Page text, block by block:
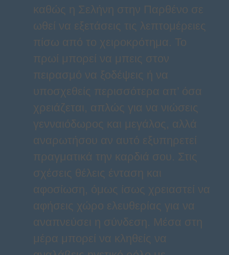
καθώς η Σελήνη στην Παρθένο σε
ωθεί να εξετάσεις τις λεπτομέρειες
πίσω από το χειροκρότημα. Το
πρωί μπορεί να μπεις στον
πειρασμό να ξοδέψεις ή να
υποσχεθείς περισσότερα απ’ όσα
χρειάζεται, απλώς για να νιώσεις
γενναιόδωρος και μεγάλος, αλλά
αναρωτήσου αν αυτό εξυπηρετεί
πραγματικά την καρδιά σου. Στις
σχέσεις θέλεις ένταση και
αφοσίωση, όμως ίσως χρειαστεί να
αφήσεις χώρο ελευθερίας για να
αναπνεύσει η σύνδεση. Μέσα στη
μέρα μπορεί να κληθείς να